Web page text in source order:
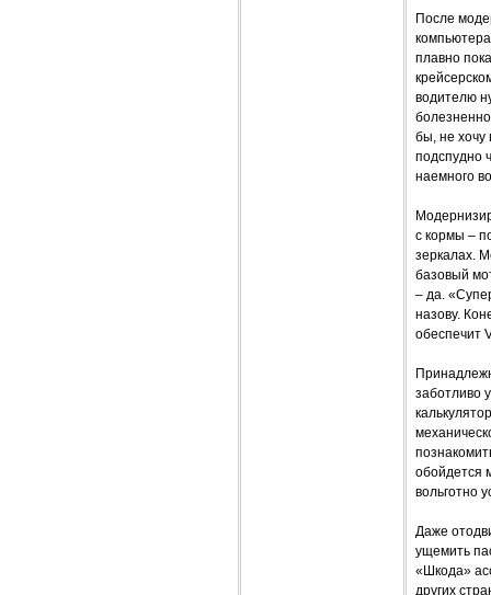
После
плавно
водителю
бы, не хочу
подспудно
наемного
с кормы –
зеркалах.
базовый
– да.
назову.
обеспечит
заботливо
обойдется
вольготно
Даже
ущемить
«Шкода»
других